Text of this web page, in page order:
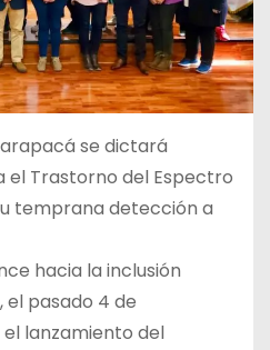
se dictará
el Trastorno del Espectro
temprana detección a
hacia la inclusión
el pasado 4 de
lanzamiento del